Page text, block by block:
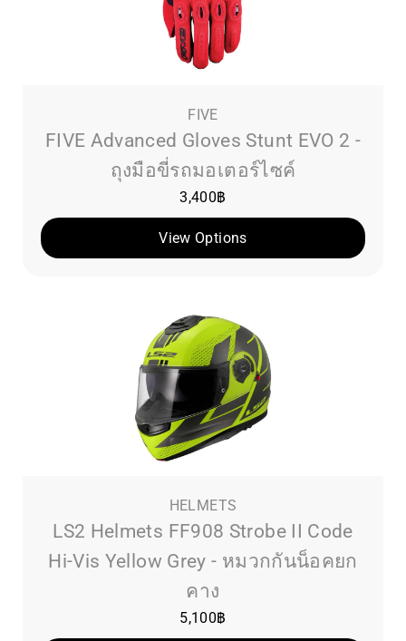
FIVE
FIVE Advanced Gloves Stunt EVO 2 -
ถุงมือขี่รถมอเตอร์ไซค์
3,400฿
View Options
HELMETS
LS2 Helmets FF908 Strobe II Code
Hi-Vis Yellow Grey - หมวกกันน็อคยก
คาง
5,100฿